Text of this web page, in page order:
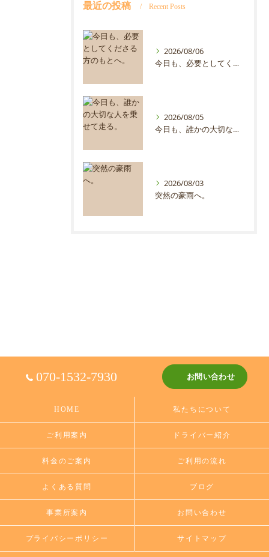
最近の投稿 Recent Posts
2026/08/06
今日も、必要としてくださる方のもとへ。
2026/08/05
今日も、誰かの大切な人を乗せて走る。
2026/08/03
突然の豪雨へ。
070-1532-7930 お問い合わせ
HOME 私たちについて
ご利用案内 ドライバー紹介
料金のご案内 ご利用の流れ
よくある質問 ブログ
事業所案内 お問い合わせ
プライバシーポリシー サイトマップ